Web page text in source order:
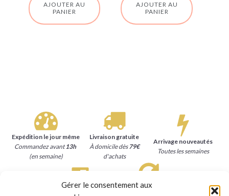
Gérer le consentement aux
AJOUTER AU
PANIER
AJOUTER AU
PANIER
Expédition le jour même
Commandez avant13h
(en semaine)
Livraison gratuite
À domicile dès 79€
d'achats
Arrivage nouveautés
Toutes les semaines
Paiement sécurisé
Satisfait ou remboursé